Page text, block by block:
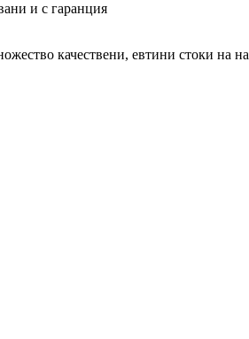
и с гаранция
качествени, евтини стоки на